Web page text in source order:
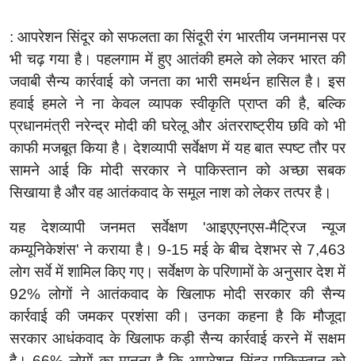
:आपरेशन सिंदूर को सफलता का सिंदूरी रंग भारतीय जनमानस पर
भी चढ़ गया है। पहलगाम में हुए आतंकी हमले को लेकर भारत की
जवाबी सैन्य कार्रवाई को जनता का भारी समर्थन हासिल है। इस
हवाई हमले ने ना केवल व्यापक स्वीकृति प्राप्त की है,बल्कि
प्रधानमंत्री नरेन्द्र मोदी की घरेलू और अंतरराष्ट्रीय छवि को भी
काफी मजबूत किया है। देशव्यापी सर्वेक्षण में यह बात स्पष्ट तौर पर
सामने आई कि मोदी सरकार ने पाकिस्तान को अच्छा सबक
सिखाया है और वह आतंकवाद के समूल नाश को लेकर तत्पर है।
यह देशव्यापी जनमत सर्वेक्षण 'आइएएनएस-मैट्रिज न्यूज
कम्यूनिकेशंस'ने कराया है। 9-15मई के बीच देशभर से 7,463
लोग सर्वे में शामिल किए गए। सर्वेक्षण के परिणामों के अनुसार देश में
92%लोगों ने आतंकवाद के खिलाफ मोदी सरकार की सैन्य
कार्रवाई की जमकर प्रशंसा की। उनका कहना है कि मौजूदा
सरकार आधंकवाद के खिलाफ कड़ी सैन्य कार्रवाई करने में सक्षम